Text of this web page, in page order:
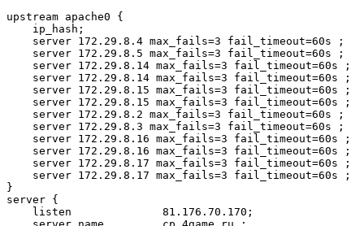
upstream apache0 {
    ip_hash;
    server 172.29.8.4 max_fails=3 fail_timeout=60s ;
    server 172.29.8.5 max_fails=3 fail_timeout=60s ;
    server 172.29.8.14 max_fails=3 fail_timeout=60s ;
    server 172.29.8.14 max_fails=3 fail_timeout=60s ;
    server 172.29.8.15 max_fails=3 fail_timeout=60s ;
    server 172.29.8.15 max_fails=3 fail_timeout=60s ;
    server 172.29.8.2 max_fails=3 fail_timeout=60s ;
    server 172.29.8.3 max_fails=3 fail_timeout=60s ;
    server 172.29.8.16 max_fails=3 fail_timeout=60s ;
    server 172.29.8.16 max_fails=3 fail_timeout=60s ;
    server 172.29.8.17 max_fails=3 fail_timeout=60s ;
    server 172.29.8.17 max_fails=3 fail_timeout=60s ;
}
server {
    listen		81.176.70.170;